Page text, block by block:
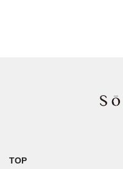
TOP